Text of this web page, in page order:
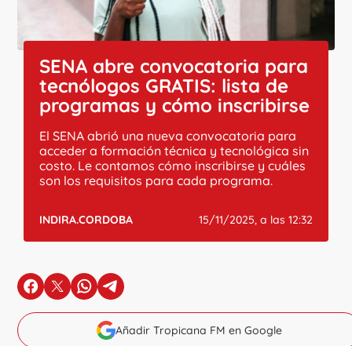
SENA abre convocatoria para
tecnólogos GRATIS: lista de
programas y cómo inscribirse
El SENA abrió una nueva convocatoria para
acceder a formación técnica y tecnológica sin
costo. Le contamos cómo inscribirse y cuáles
son los requisitos para cada programa.
INDIRA.CORDOBA 15/11/2025, a las 12:32
en Facebook
en Xen Whatsapp
en Telegram
Añadir Tropicana FM en Google